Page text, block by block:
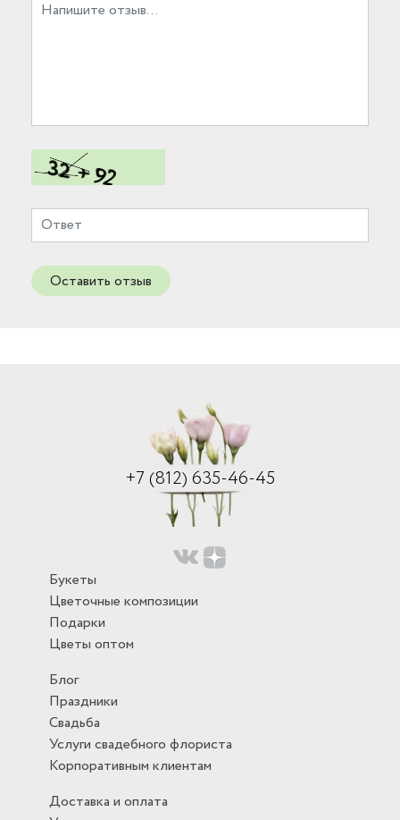
Оставить отзыв
+7 (812) 635-46-45
Букеты
Цветочные композиции
Подарки
Цветы оптом
Блог
Праздники
Свадьба
Услуги свадебного флориста
Корпоративным клиентам
Доставка и оплата